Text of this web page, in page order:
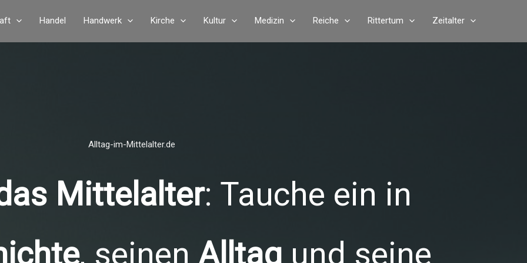
Handel Handwerk Kirche Kultur Medizin Reiche Rittertum Zeitalter
Alltag-im-Mittelalter.de
Mittelalter: Tauche ein in
, seinen Alltag und seine